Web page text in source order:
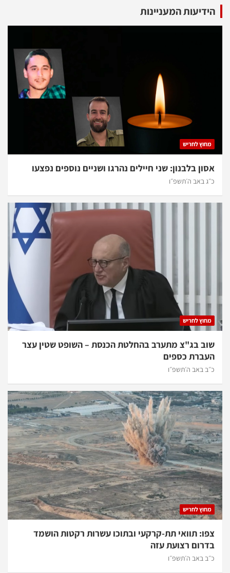
הידיעות המעניינות
מחוץ לחריש
אסון בלבנון: שני חיילים נהרגו ושניים נוספים נפצעו
כ״ג באב ה׳תשפ״ו
מחוץ לחריש
שוב בג"צ מתערב בהחלטת הכנסת – השופט שטין עצר
העברת כספים
כ״ב באב ה׳תשפ״ו
מחוץ לחריש
צפו: תוואי תת-קרקעי ובתוכו עשרות רקטות הושמד
בדרום רצועת עזה
כ״ב באב ה׳תשפ״ו